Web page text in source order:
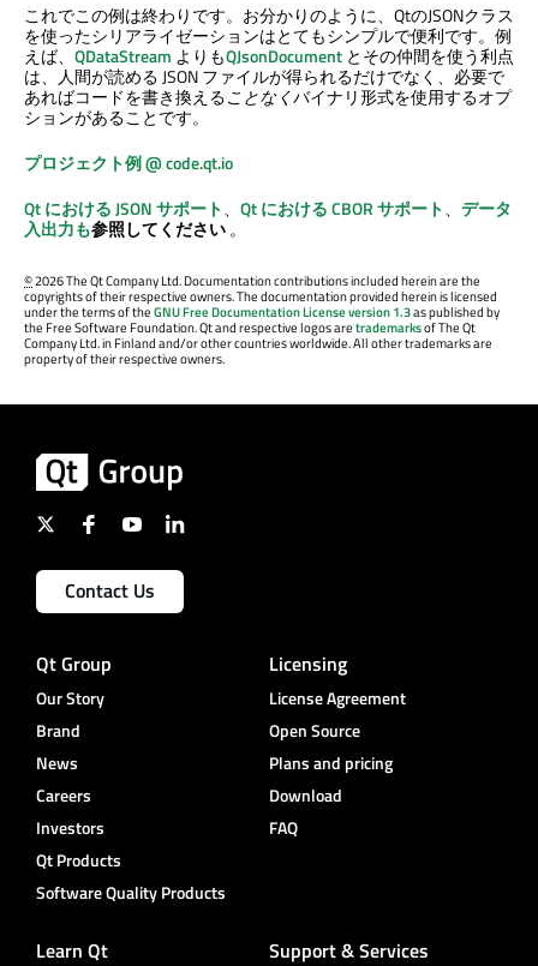
これでこの例は終わりです。お分かりのように、QtのJSONクラス
を使ったシリアライゼーションはとてもシンプルで便利です。例
えば、 QDataStream よりもQJsonDocument とその仲間を使う利点
は、人間が読める JSON ファイルが得られるだけでなく、必要で
あればコードを書き換えることなくバイナリ形式を使用するオプ
ションがあることです。
プロジェクト例 @ code.qt.io
Qt における JSON サポート、 Qt における CBOR サポート、 データ
入出力も参照してください。
©2026 The Qt Company Ltd. Documentation contributions included herein are the
copyrights of their respective owners. The documentation provided herein is licensed
under the terms of theGNU Free Documentation License version 1.3as published by
the Free Software Foundation. Qt and respective logos aretrademarksof The Qt
Company Ltd. in Finland and/or other countries worldwide. All other trademarks are
property of their respective owners.
Contact Us
Qt Group
Our Story
Brand
News
Careers
Investors
Qt Products
Software Quality Products
Licensing
License Agreement
Open Source
Plans and pricing
Download
FAQ
Learn Qt Support & Services